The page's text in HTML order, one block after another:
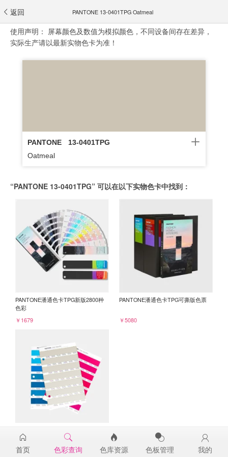
返回 PANTONE 13-0401TPG Oatmeal
使用声明： 屏幕颜色及数值为模拟颜色，不同设备间存在差异，
实际生产请以最新实物色卡为准！
PANTONE
13-0401TPG
Oatmeal
“PANTONE 13-0401TPG” 可以在以下实物色卡中找到：
PANTONE潘通色卡TPG新版2800种
色彩
￥1679
PANTONE潘通色卡TPG可撕版色票
￥5080
13-0401TPG
￥98
首页 色彩查询 色库资源 色板管理 我的